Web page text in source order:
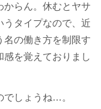
からん。休むとヤサ
うタイプなので、近
名の働き方を制限す
感を覚えておりまし
でしょうね…。